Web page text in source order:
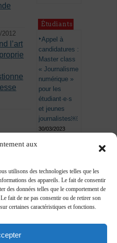
aux
utilisons des technologies telles que les
des appareils. Le fait de consentir
des données telles que le comportement de
fait de ne pas consentir ou de retirer son
certaines caractéristiques et fonctions.
2012
l’art
Étudiants
Appel à
candidatures :
Master class
« Journalisme
numérique »
pour les
étudiant·e·s
et jeunes
journalistes￼
30/03/2023